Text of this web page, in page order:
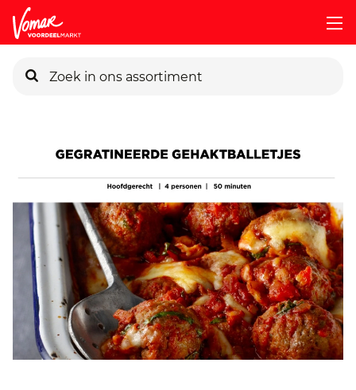
Persoonlijk KIK-account